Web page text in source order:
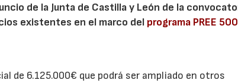
de la Junta de Castilla y León de la
existentes en el marco del programa PREE
de 6.125.000€ que podrá ser ampliado en otros